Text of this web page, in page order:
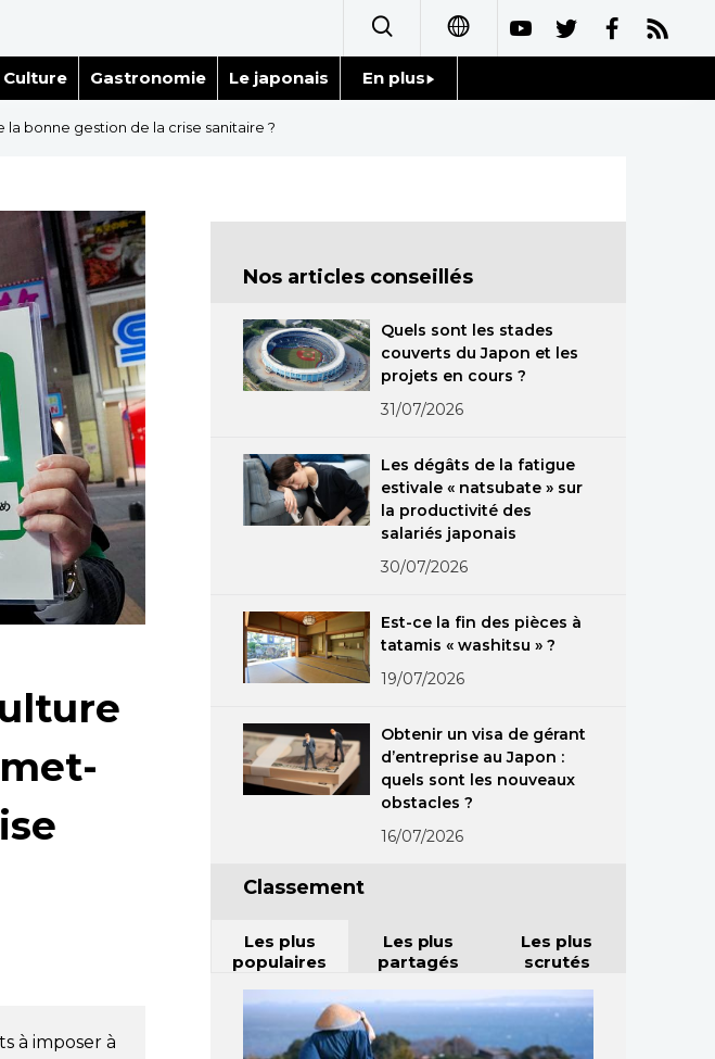
العربية
Русский
Culture Gastronomie Le japonais En plus
Images
Vidéos
Tokyo
la bonne gestion de la crise sanitaire ?
à imposer à
Nos articles conseillés
Quels sont les stades
couverts du Japon et les
projets en cours ?
31/07/2026
Les dégâts de la fatigue
estivale « natsubate » sur
la productivité des
salariés japonais
30/07/2026
Est-ce la fin des pièces à
tatamis « washitsu » ?
19/07/2026
Obtenir un visa de gérant
d’entreprise au Japon :
quels sont les nouveaux
obstacles ?
16/07/2026
Classement
Les plus
populaires
Les plus
partagés
Les plus
scrutés